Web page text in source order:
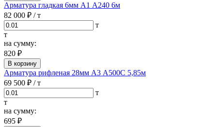
Арматура гладкая 6мм А1 А240 6м
82 000 ₽ / т
т
т
на сумму:
820 ₽
В корзину
Арматура рифленая 28мм А3 А500С 5,85м
69 500 ₽ / т
т
т
на сумму:
695 ₽